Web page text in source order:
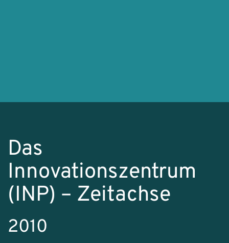
Das
Innovationszentrum
(INP) – Zeitachse
2010